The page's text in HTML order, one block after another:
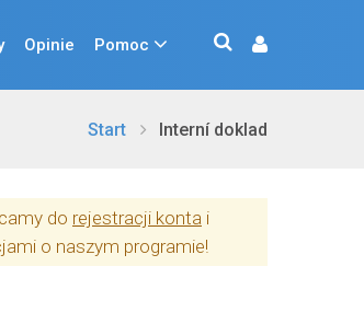
Opinie Pomoc
Start Interní doklad
do rejestracji konta i
o naszym programie!